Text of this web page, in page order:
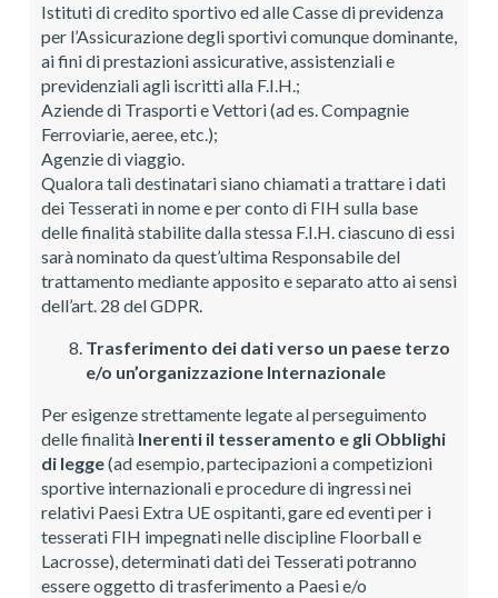
Istituti di credito sportivo ed alle Casse di previdenza
per l’Assicurazione degli sportivi comunque dominante,
ai fini di prestazioni assicurative, assistenziali e
previdenziali agli iscritti alla F.I.H.;
Aziende di Trasporti e Vettori (ad es. Compagnie
Ferroviarie, aeree, etc.);
Agenzie di viaggio.
Qualora tali destinatari siano chiamati a trattare i dati
dei Tesserati in nome e per conto di FIH sulla base
delle finalità stabilite dalla stessa F.I.H. ciascuno di essi
sarà nominato da quest’ultima Responsabile del
trattamento mediante apposito e separato atto ai sensi
dell’art. 28 del GDPR.
Trasferimento dei dati verso un paese terzo
e/o un’organizzazione Internazionale
Per esigenze strettamente legate al perseguimento
delle finalità Inerenti il tesseramento e gli Obblighi
di legge(ad esempio, partecipazioni a competizioni
sportive internazionali e procedure di ingressi nei
relativi Paesi Extra UE ospitanti, gare ed eventi per i
tesserati FIH impegnati nelle discipline Floorball e
Lacrosse), determinati dati dei Tesserati potranno
essere oggetto di trasferimento a Paesi e/o